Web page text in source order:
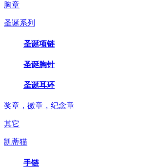
胸章
圣诞系列
圣诞项链
圣诞胸针
圣诞耳环
奖章，徽章，纪念章
其它
凯蒂猫
手链